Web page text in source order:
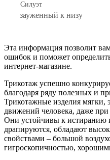
Силуэт
зауженный к низу
Эта информация позволит
ошибок и поможет
интернет-магазине.
Трикотаж успешно
благодаря ряду полезных и
Трикотажные изделия мягки,
движений человека, даже
Они устойчивы к истиранию
драпируются, обладают
свойствами – большой
гигроскопичностью,